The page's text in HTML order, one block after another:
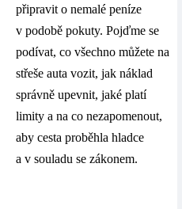
připravit o nemalé peníze
v podobě pokuty. Pojďme se
podívat, co všechno můžete na
střeše auta vozit, jak náklad
správně upevnit, jaké platí
limity a na co nezapomenout,
aby cesta proběhla hladce
a v souladu se zákonem.